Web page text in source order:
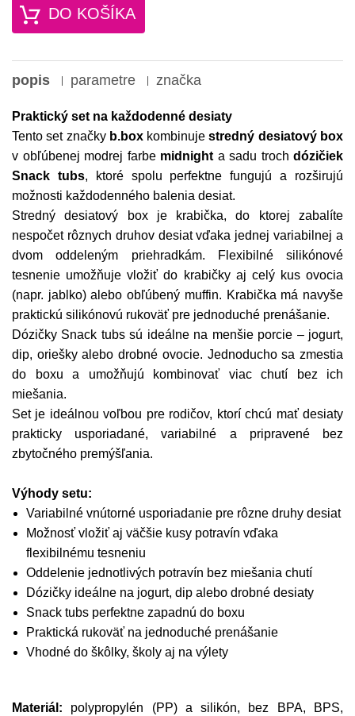
DO KOŠÍKA
popis parametre značka
Praktický set na každodenné desiaty
Tento set značky b.boxkombinujestredný desiatový box
v obľúbenej modrej farbe midnight a sadu troch dózičiek
Snack tubs, ktoré spolu perfektne fungujú a rozširujú
možnosti každodenného balenia desiat.
Stredný desiatový box je krabička, do ktorej zabalíte
nespočet rôznych druhov desiat vďaka jednej variabilnej a
dvom oddeleným priehradkám. Flexibilné silikónové
tesnenie umožňuje vložiť do krabičky aj celý kus ovocia
(napr. jablko) alebo obľúbený muffin. Krabička má navyše
praktickú silikónovú rukoväť pre jednoduché prenášanie.
Dózičky Snack tubs sú ideálne na menšie porcie – jogurt,
dip, oriešky alebo drobné ovocie. Jednoducho sa zmestia
do boxu a umožňujú kombinovať viac chutí bez ich
miešania.
Set je ideálnou voľbou pre rodičov, ktorí chcú mať desiaty
prakticky usporiadané, variabilné a pripravené bez
zbytočného premýšľania.
Výhody setu:
Variabilné vnútorné usporiadanie pre rôzne druhy desiat
Možnosť vložiť aj väčšie kusy potravín vďaka
flexibilnému tesneniu
Oddelenie jednotlivých potravín bez miešania chutí
Dózičky ideálne na jogurt, dip alebo drobné desiaty
Snack tubs perfektne zapadnú do boxu
Praktická rukoväť na jednoduché prenášanie
Vhodné do škôlky, školy aj na výlety
Materiál: polypropylén (PP) a silikón, bez BPA, BPS,